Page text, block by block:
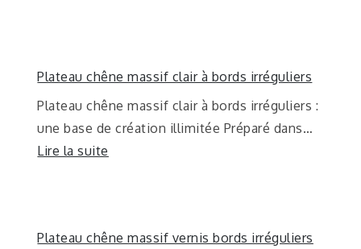
Plateau chêne massif clair à bords irréguliers
Plateau chêne massif clair à bords irréguliers :
une base de création illimitée Préparé dans…
Lire la suite
Plateau chêne massif vernis bords irréguliers